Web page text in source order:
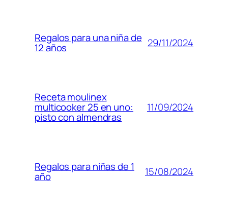
Regalos para una niña de
12 años 29/11/2024
Receta moulinex
multicooker 25 en uno:
pisto con almendras
11/09/2024
Regalos para niñas de 1
año 15/08/2024